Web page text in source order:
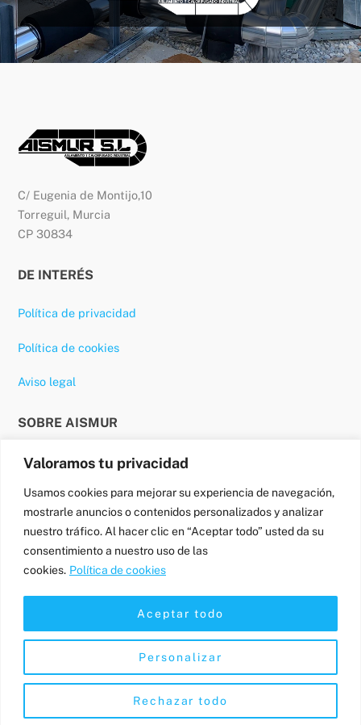
Valoramos tu privacidad
Usamos cookies para mejorar su experiencia de navegación,
mostrarle anuncios o contenidos personalizados y analizar
nuestro tráfico. Al hacer clic en “Aceptar todo” usted da su
consentimiento a nuestro uso de las
cookies. Política de cookies
Personalizar
Rechazar todo
Aceptar todo
C/ Eugenia de Montijo,10
Torreguil, Murcia
CP 30834
DE INTERÉS
Política de privacidad
Política de cookies
Aviso legal
SOBRE AISMUR
Cómo trabajamos
Contacto
¿HABLAMOS?
633 645 711
aislamientos@aismur.com
AISMUR | Calorifugado y aislamiento industrial
Especialistas en mejora de eficiencia energética.